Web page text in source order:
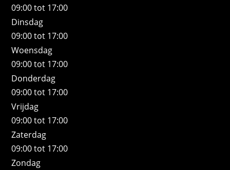
09:00 tot 17:00
Dinsdag
09:00 tot 17:00
Woensdag
09:00 tot 17:00
Donderdag
09:00 tot 17:00
Vrijdag
09:00 tot 17:00
Zaterdag
09:00 tot 17:00
Zondag